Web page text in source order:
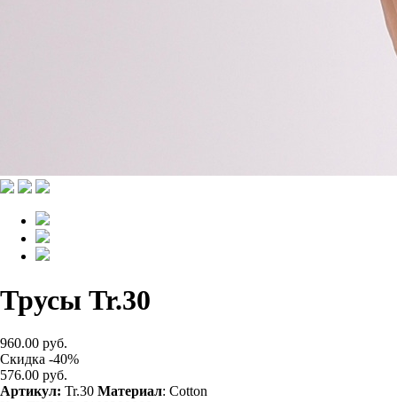
Трусы Tr.30
960.00 руб.
Скидка -40%
576.00 руб.
Артикул: Tr.30 Материал: Cotton